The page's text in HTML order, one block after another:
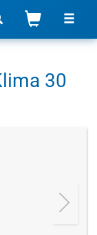
30